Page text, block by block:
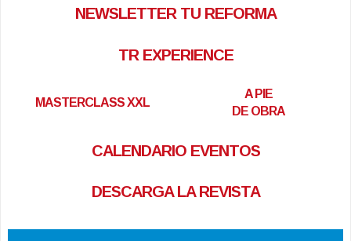
NEWSLETTER TU REFORMA
TR EXPERIENCE
MASTERCLASS XXL
A PIE
DE OBRA
CALENDARIO EVENTOS
DESCARGA LA REVISTA